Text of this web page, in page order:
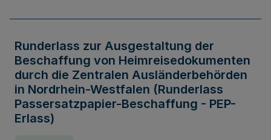
Runderlass zur Ausgestaltung der
Beschaffung von Heimreisedokumenten
durch die Zentralen Ausländerbehörden
in Nordrhein-Westfalen (Runderlass
Passersatzpapier-Beschaffung - PEP-
Erlass)